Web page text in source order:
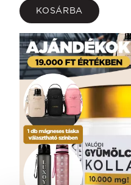
KOSÁRBA